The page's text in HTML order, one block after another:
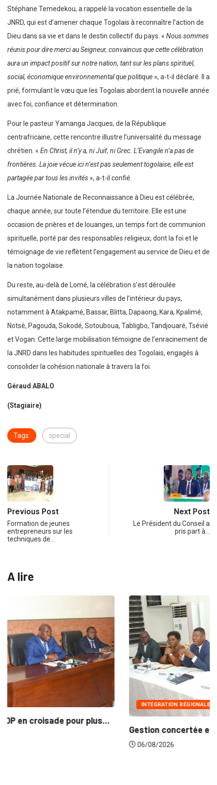
Stéphane Temedekou, a rappelé la vocation essentielle de la
JNRD, qui est d’amener chaque Togolais à reconnaître l’action de
Dieu dans sa vie et dans le destin collectif du pays. « Nous sommes
réunis pour dire merci au Seigneur, convaincus que cette célébration
aura un impact positif sur notre nation, tant sur les plans spirituel,
social, économique environnemental que politique », a-t-il déclaré. Il a
prié, formulant le vœu que les Togolais abordent la nouvelle année
avec foi, confiance et détermination.
Pour le pasteur Yamanga Jacques, de la République
centrafricaine, cette rencontre illustre l’universalité du message
chrétien. « En Christ, il n’y a, ni Juif, ni Grec. L’Evangile n’a pas de
frontières. La joie vécue ici n’est pas seulement togolaise, elle est
partagée par tous les invités », a-t-il confié.
La Journée Nationale de Reconnaissance à Dieu est célébrée,
chaque année, sur toute l’étendue du territoire. Elle est une
occasion de prières et de louanges, un temps fort de communion
spirituelle, porté par des responsables religieux, dont la foi et le
témoignage de vie reflètent l’engagement au service de Dieu et de
la nation togolaise.
Du reste, au-delà de Lomé, la célébration s’est déroulée
simultanément dans plusieurs villes de l’intérieur du pays,
notamment à Atakpamé, Bassar, Blitta, Dapaong, Kara, Kpalimé,
Notsè, Pagouda, Sokodé, Sotouboua, Tabligbo, Tandjouaré, Tsévié
et Vogan. Cette large mobilisation témoigne de l’enracinement de
la JNRD dans les habitudes spirituelles des Togolais, engagés à
consolider la cohésion nationale à travers la foi.
Géraud ABALO
(Stagiaire)
Tags: special
Previous Post
Formation de jeunes
entrepreneurs sur les
techniques de…
Next Post
Le Président du Conseil a
pris part à…
A lire
Gestion concertée et durable du Bassin du...